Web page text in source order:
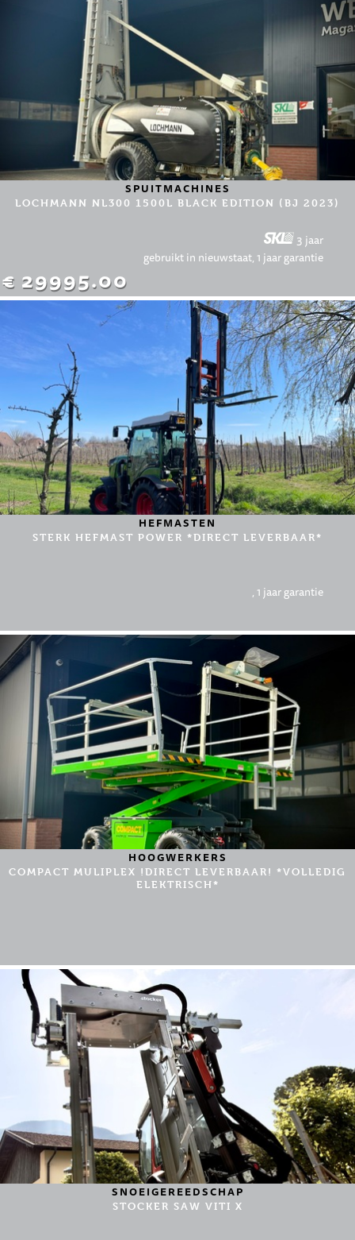
SPUITMACHINES
LOCHMANN NL300 1500L BLACK EDITION (BJ 2023)
€ 29995.00
3 jaar
gebruikt in nieuwstaat, 1 jaar garantie
HEFMASTEN
STERK HEFMAST POWER *DIRECT LEVERBAAR*
, 1 jaar garantie
HOOGWERKERS
COMPACT MULIPLEX !DIRECT LEVERBAAR! *VOLLEDIG
ELEKTRISCH*
SNOEIGEREEDSCHAP
STOCKER SAW VITI X